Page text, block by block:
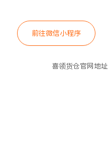
前往微信小程序
喜领货仓官网地址